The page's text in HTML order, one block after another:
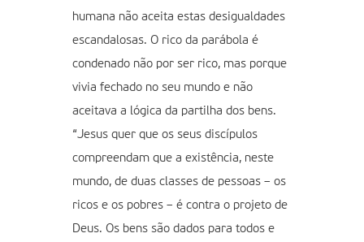
humana não aceita estas desigualdades
escandalosas. O rico da parábola é
condenado não por ser rico, mas porque
vivia fechado no seu mundo e não
aceitava a lógica da partilha dos bens.
“Jesus quer que os seus discípulos
compreendam que a existência, neste
mundo, de duas classes de pessoas – os
ricos e os pobres – é contra o projeto de
Deus. Os bens são dados para todos e